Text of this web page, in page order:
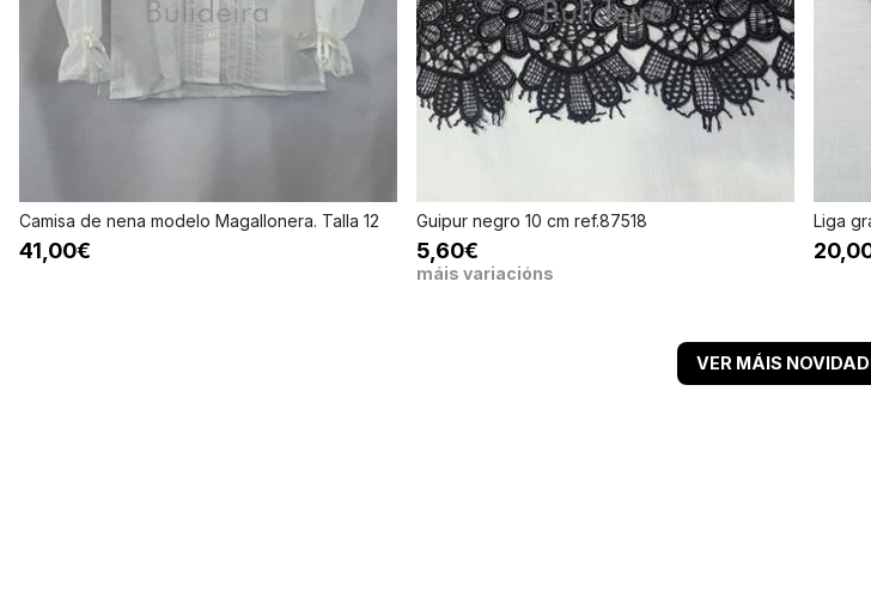
Camisa de nena modelo Magallonera. Talla 12
41,00€
Guipur negro 10 cm ref.87518
5,60€
máis variacións
Liga
VER MÁIS